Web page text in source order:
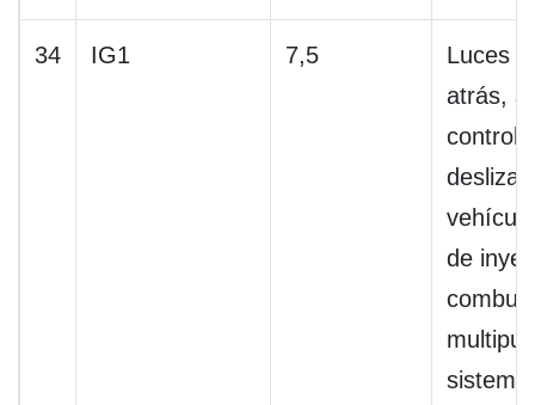
34 IG1 7,5
Luces
atrás,
control
de
sistema